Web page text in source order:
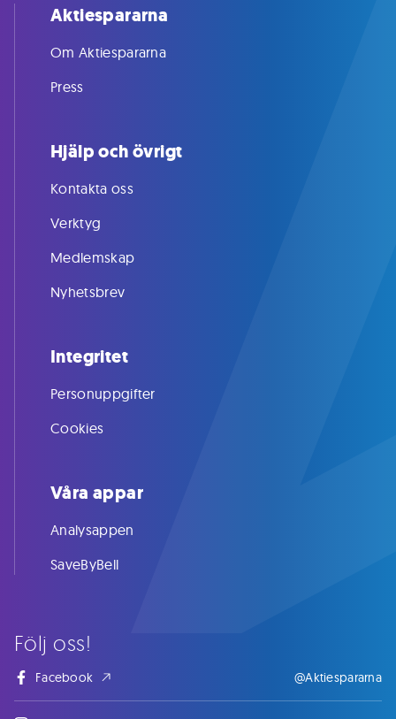
Följ oss!
Facebook @Aktiespararna
Aktiespararna
Om Aktiespararna
Press
Hjälp och övrigt
Kontakta oss
Verktyg
Medlemskap
Nyhetsbrev
Integritet
Personuppgifter
Cookies
Våra appar
Analysappen
SaveByBell